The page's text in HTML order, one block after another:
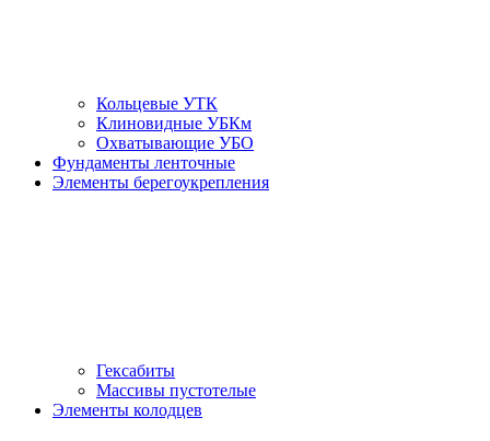
Кольцевые УТК
Клиновидные УБКм
Охватывающие УБО
Фундаменты ленточные
Элементы берегоукрепления
Гексабиты
Массивы пустотелые
Элементы колодцев